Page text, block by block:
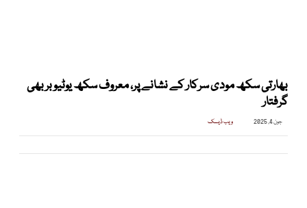
بھارتی سکھ مودی سرکار کے نشانے پر، معروف سکھ یوٹیوبر بھی
گرفتار
جون 4, 2025 ویب ڈیسک